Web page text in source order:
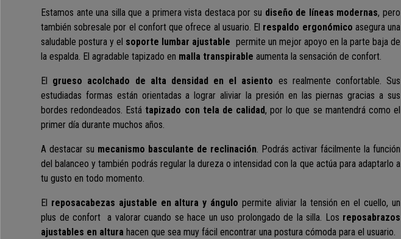
Estamos ante una silla que a primera vista destaca por su diseño de líneas modernas, pero
también sobresale por el confort que ofrece al usuario. El respaldo ergonómico asegurauna
saludable postura y el soporte lumbar ajustable permite un mejor apoyo en la parte baja de
la espalda. El agradable tapizado en malla transpirable aumenta la sensación de confort.
El grueso acolchado de alta densidad en el asiento es realmente confortable. Sus
estudiadas formas están orientadas a lograr aliviar la presión en las piernas gracias a sus
bordes redondeados. Está tapizado con tela de calidad, por lo que se mantendrá como el
primer día durante muchos años.
A destacar su mecanismo basculante de reclinación. Podrás activar fácilmente la función
del balanceo y también podrás regular la dureza o intensidad con la que actúa para adaptarlo a
tu gusto en todo momento.
El reposacabezas ajustable en altura y ángulo permite aliviar la tensión en el cuello, un
plus de confort a valorar cuando se hace un uso prolongado de la silla. Los reposabrazos
ajustables en altura hacen que sea muy fácil encontrar una postura cómoda para el usuario.